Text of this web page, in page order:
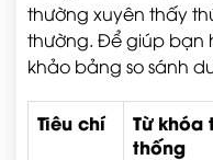
thường xuyên thấy
thường. Để giúp bạn
khảo bảng so sánh
Tiêu chí
Từ khóa
thống